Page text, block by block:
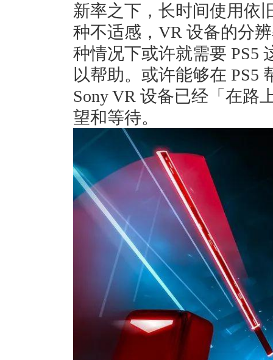
新率之下，长时间使用依
种不适感，VR 设备的分
种情况下或许就需要 PS5
以帮助。或许能够在 PS5
Sony VR 设备已经「在路
望和等待。